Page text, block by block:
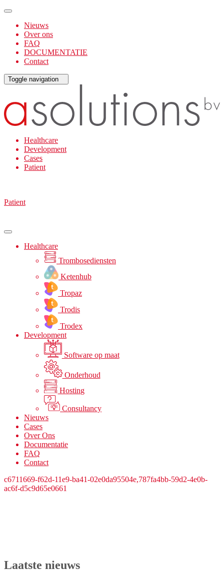
Nieuws
Over ons
FAQ
DOCUMENTATIE
Contact
Toggle navigation
Healthcare
Development
Cases
Patient
Patient
Healthcare
Trombosediensten
Ketenhub
Tropaz
Trodis
Trodex
Development
Software op maat
Onderhoud
Hosting
Consultancy
Nieuws
Cases
Over Ons
Documentatie
FAQ
Contact
c6711669-f62d-11e9-ba41-02e0da95504e,787fa4bb-59d2-4e0b-
ac6f-d5c9d65e0661
Laatste nieuws